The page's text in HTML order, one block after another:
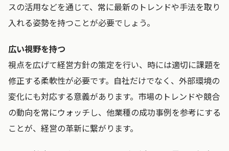
スの活用などを通じて、常に最新のトレンドや手法を取り
入れる姿勢を持つことが必要でしょう。
広い視野を持つ
視点を広げて経営方針の策定を行い、時には適切に課題を
修正する柔軟性が必要です。自社だけでなく、外部環境の
変化にも対応する意義があります。市場のトレンドや競合
の動向を常にウォッチし、他業種の成功事例を参考にする
ことが、経営の革新に繋がります。